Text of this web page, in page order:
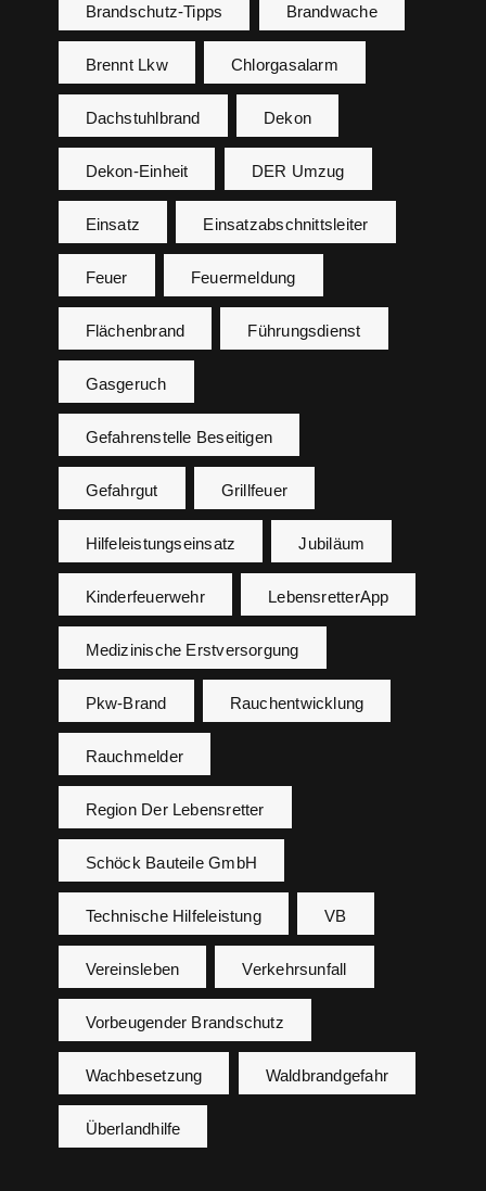
Brandschutz-Tipps Brandwache
Brennt Lkw Chlorgasalarm
Dachstuhlbrand Dekon
Dekon-Einheit DER Umzug
Einsatz Einsatzabschnittsleiter
Feuer Feuermeldung
Flächenbrand Führungsdienst
Gasgeruch
Gefahrenstelle Beseitigen
Gefahrgut Grillfeuer
Hilfeleistungseinsatz Jubiläum
Kinderfeuerwehr LebensretterApp
Medizinische Erstversorgung
Pkw-Brand Rauchentwicklung
Rauchmelder
Region Der Lebensretter
Schöck Bauteile GmbH
Technische Hilfeleistung VB
Vereinsleben Verkehrsunfall
Vorbeugender Brandschutz
Wachbesetzung Waldbrandgefahr
Überlandhilfe